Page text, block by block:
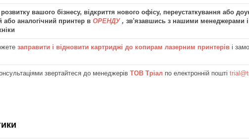
вашого бізнесу, відкриття нового офісу, переустаткування або
або аналогічний принтер в ОРЕНДУ , зв'язавшись з нашими менеджерами
заправити і відновити картриджі до копирам лазерним принтерів і
звертайтеся до менеджерів ТОВ Тріал по електронній пошті